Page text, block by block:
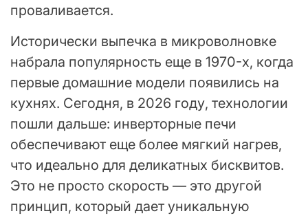
проваливается.
Исторически выпечка в микроволновке
набрала популярность еще в 1970-х, когда
первые домашние модели появились на
кухнях. Сегодня, в 2026 году, технологии
пошли дальше: инверторные печи
обеспечивают еще более мягкий нагрев,
что идеально для деликатных бисквитов.
Это не просто скорость — это другой
принцип, который дает уникальную